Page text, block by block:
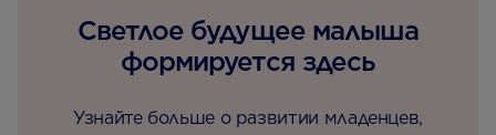
Светлое будущее малыша
формируется здесь
Узнайте больше о развитии младенцев,